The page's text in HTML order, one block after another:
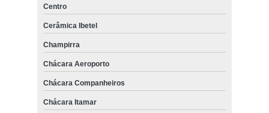
Centro
Cerâmica Ibetel
Champirra
Chácara Aeroporto
Chácara Companheiros
Chácara Itamar